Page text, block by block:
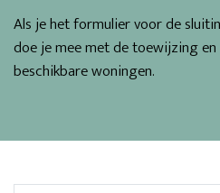
Als je het formulier voor de
doe je mee met de toewijzing en
beschikbare woningen.